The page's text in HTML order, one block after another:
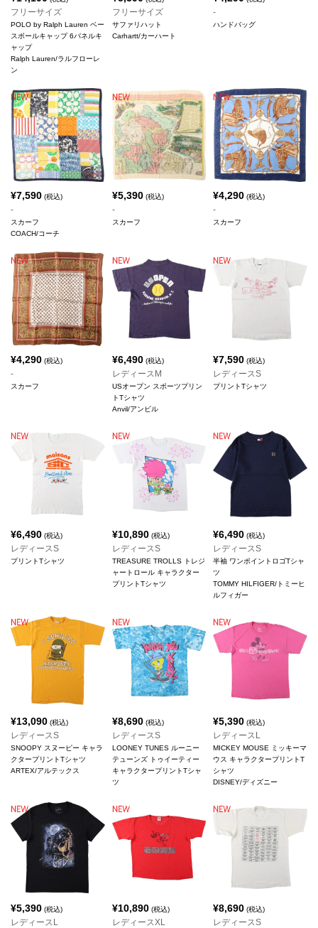
フリーサイズ
POLO by Ralph Lauren ベー
スボールキャップ 6パネルキ
ャップ
Ralph Lauren/ラルフローレ
ン
フリーサイズ
サファリハット
Carhartt/カーハート
-
ハンドバッグ
¥7,590 (税込)
-
スカーフ
COACH/コーチ
¥5,390(税込)
-
スカーフ
¥4,290 (税込)
-
スカーフ
¥4,290 (税込)
-
スカーフ
¥6,490(税込)
レディースM
USオープン スポーツプリン
トTシャツ
Anvil/アンビル
¥7,590 (税込)
レディースS
プリントTシャツ
¥6,490 (税込)
レディースS
プリントTシャツ
¥10,890(税込)
レディースS
TREASURE TROLLS トレジ
ャートロール キャラクター
プリントTシャツ
¥6,490 (税込)
レディースS
半袖 ワンポイントロゴTシャ
ツ
TOMMY HILFIGER/トミーヒ
ルフィガー
¥13,090 (税込)
レディースS
SNOOPY スヌーピー キャラ
クタープリントTシャツ
ARTEX/アルテックス
¥8,690(税込)
レディースS
LOONEY TUNES ルーニー
テューンズ トゥイーティー
キャラクタープリントTシャ
ツ
¥5,390 (税込)
レディースL
MICKEY MOUSE ミッキーマ
ウス キャラクタープリントT
シャツ
DISNEY/ディズニー
¥5,390 (税込)
レディースL
¥10,890(税込)
レディースXL
¥8,690 (税込)
レディースS